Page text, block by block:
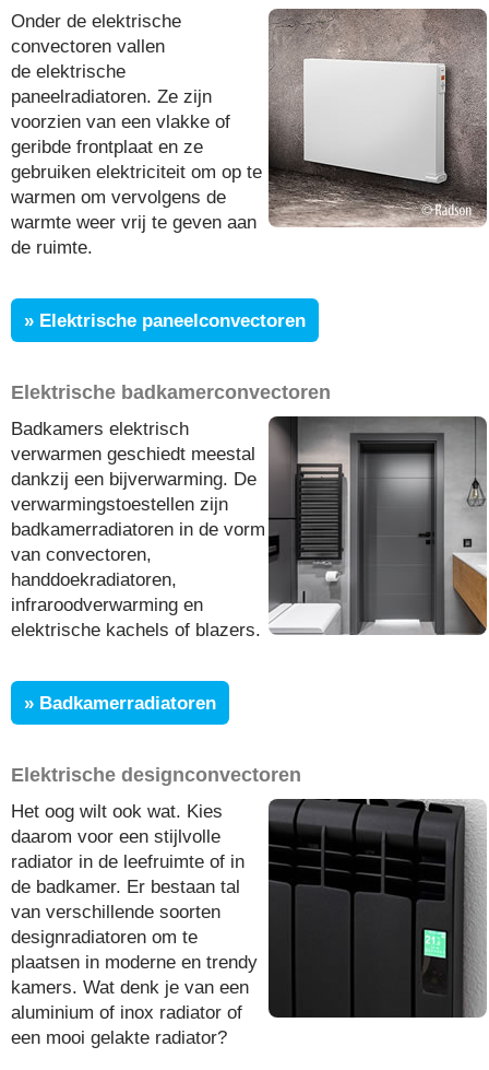
Onder de elektrische
convectoren vallen
de elektrische
paneelradiatoren. Ze zijn
voorzien van een vlakke of
geribde frontplaat en ze
gebruiken elektriciteit om op te
warmen om vervolgens de
warmte weer vrij te geven aan
de ruimte.
» Elektrische paneelconvectoren
Elektrische badkamerconvectoren
Badkamers elektrisch
verwarmen geschiedt meestal
dankzij een bijverwarming. De
verwarmingstoestellen zijn
badkamerradiatoren in de vorm
van convectoren,
handdoekradiatoren,
infraroodverwarming en
elektrische kachels of blazers.
» Badkamerradiatoren
Elektrische designconvectoren
Het oog wilt ook wat. Kies
daarom voor een stijlvolle
radiator in de leefruimte of in
de badkamer. Er bestaan tal
van verschillende soorten
designradiatoren om te
plaatsen in moderne en trendy
kamers. Wat denk je van een
aluminium of inox radiator of
een mooi gelakte radiator?